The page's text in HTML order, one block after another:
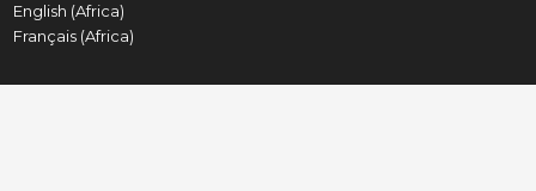
English (Africa)
Français (Africa)